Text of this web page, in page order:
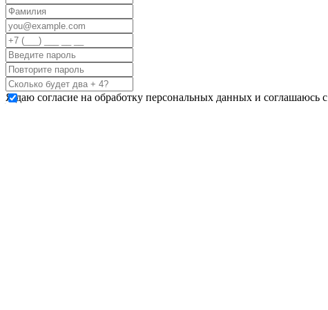
Я даю согласие на обработку персональных данных и соглашаюсь с